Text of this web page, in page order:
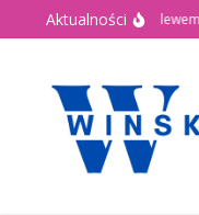
Przejdź do treści
Aktualności
Święto nad Zalewem Słup